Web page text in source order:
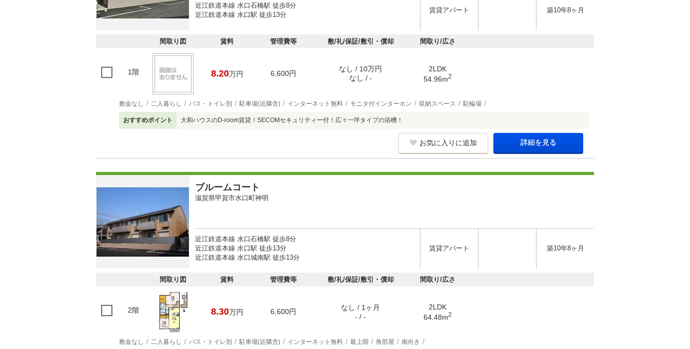
近江鉄道本線 水口石橋駅 徒歩8分
近江鉄道本線 水口駅 徒歩13分
賃貸アパート 築10年8ヶ月
間取り図 賃料 管理費等 敷/礼/保証/敷引・償却 間取り/広さ
1階 8.20万円 6,600円
なし / 10万円
なし / -
2LDK
54.96m2
敷金なし 二人暮らし バス・トイレ別 駐車場(近隣含) インターネット無料 モニタ付インターホン 収納スペース 駐輪場
おすすめポイント 大和ハウスのD-room賃貸！SECOMセキュリティー付！広々一坪タイプの浴槽！
お気に入りに追加 詳細を見る
ブルームコート
滋賀県甲賀市水口町神明
近江鉄道本線 水口石橋駅 徒歩8分
近江鉄道本線 水口駅 徒歩13分
近江鉄道本線 水口城南駅 徒歩13分
賃貸アパート 築10年8ヶ月
間取り図 賃料 管理費等 敷/礼/保証/敷引・償却 間取り/広さ
2階 8.30万円 6,600円
なし / 1ヶ月
- / -
2LDK
64.48m2
敷金なし 二人暮らし バス・トイレ別 駐車場(近隣含) インターネット無料 最上階 角部屋 南向き